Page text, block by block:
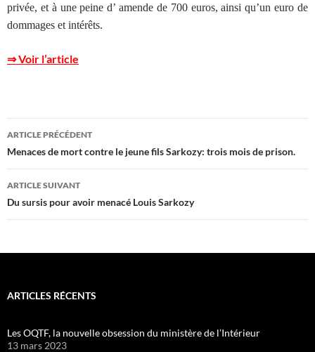
privée, et à une peine d’ amende de 700 euros, ainsi qu’un euro de
dommages et intérêts.
⇒ Voir l’article
Navigation
des
articles
ARTICLE PRÉCÉDENT
Menaces de mort contre le jeune fils Sarkozy: trois mois de prison.
ARTICLE SUIVANT
Du sursis pour avoir menacé Louis Sarkozy
ARTICLES RÉCENTS
Les OQTF, la nouvelle obsession du ministère de l’Intérieur
13 mars 2023